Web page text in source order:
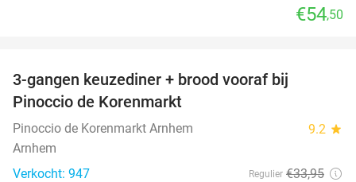
€54,50
3-gangen keuzediner + brood vooraf bij
Pinoccio de Korenmarkt
Pinoccio de Korenmarkt Arnhem 9.2 star
Arnhem
Verkocht: 947
Regulier €33,95